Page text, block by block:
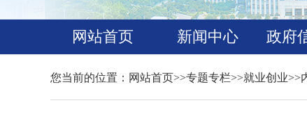
网站首页 新闻中心 政府
您当前的位置： 网站首页>>专题专栏>>就业创业>>